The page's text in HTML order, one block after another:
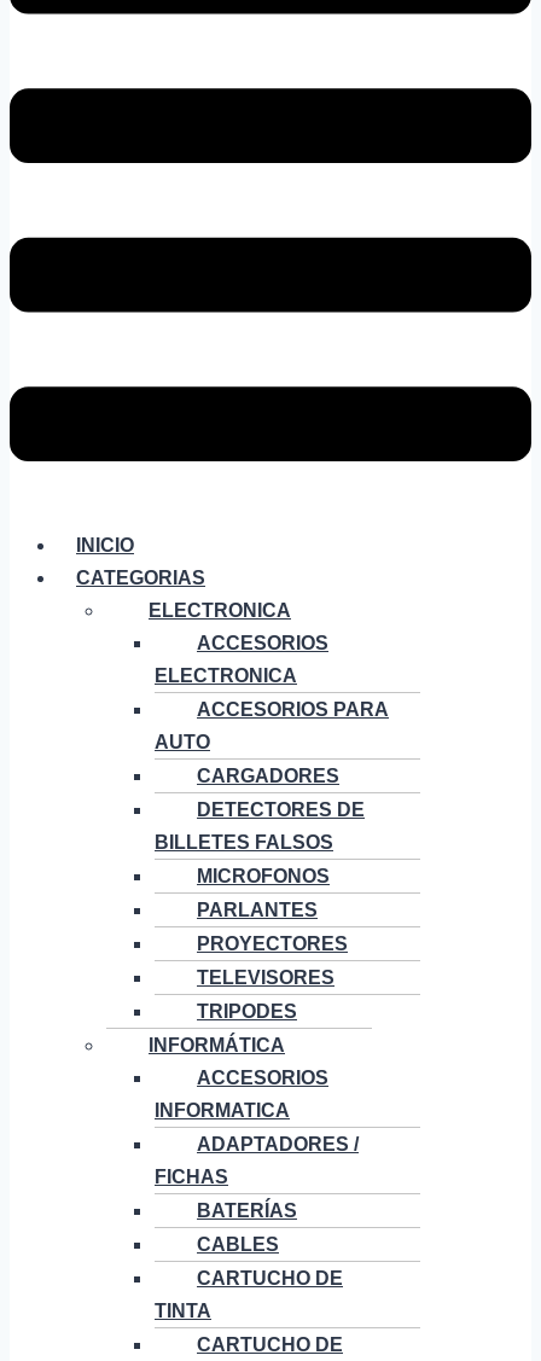
INICIO
CATEGORIAS
ELECTRONICA
ACCESORIOS
ELECTRONICA
ACCESORIOS PARA
AUTO
CARGADORES
DETECTORES DE
BILLETES FALSOS
MICROFONOS
PARLANTES
PROYECTORES
TELEVISORES
TRIPODES
INFORMÁTICA
ACCESORIOS
INFORMATICA
ADAPTADORES /
FICHAS
BATERÍAS
CABLES
CARTUCHO DE
TINTA
CARTUCHO DE